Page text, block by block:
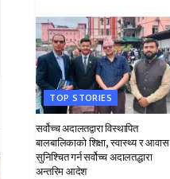
TOP STORIES
सर्वोच्च अदालतद्वारा विस्थापित
बालबालिकाको शिक्षा, स्वास्थ्य र आवास
सुनिश्चित गर्न सर्वोच्च अदालतद्धारा
अन्तरिम आदेश